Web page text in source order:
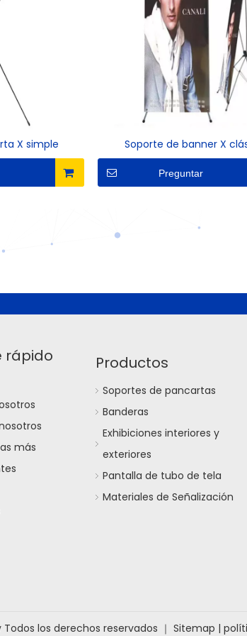
X simple Soporte de banner X
Preguntar
rápido
más
Productos
Soportes de pancartas
Banderas
Exhibiciones interiores y
exteriores
Pantalla de tubo de tela
Materiales de Señalización
los derechos reservados ｜ Sitemap |